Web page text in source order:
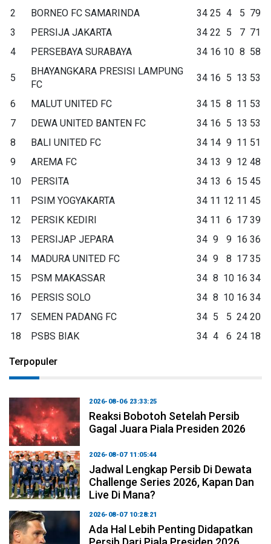
2
BORNEO FC SAMARINDA 34 25 4 5 79
3
PERSIJA JAKARTA 34 22 5 7 71
4
PERSEBAYA SURABAYA 34 16 10 8 58
5
BHAYANGKARA PRESISI LAMPUNG
FC
34 16 5 13 53
6 MALUT UNITED FC 34 15 8 11 53
7
DEWA UNITED BANTEN FC 34 16 5 13 53
8
BALI UNITED FC 34 14 9 11 51
9
AREMA FC 34 13 9 12 48
10
PERSITA 34 13 6 15 45
11
PSIM YOGYAKARTA 34 11 12 11 45
12
PERSIK KEDIRI 34 11 6 17 39
13
PERSIJAP JEPARA 34 9 9 16 36
14
MADURA UNITED FC 34 9 8 17 35
15
PSM MAKASSAR 34 8 10 16 34
16
PERSIS SOLO 34 8 10 16 34
17
SEMEN PADANG FC 34 5 5 24 20
18
PSBS BIAK 34 4 6 24 18
Terpopuler
2026-08-06 23:33:25
Reaksi Bobotoh Setelah Persib
Gagal Juara Piala Presiden 2026
2026-08-07 11:05:44
Jadwal Lengkap Persib Di Dewata
Challenge Series 2026, Kapan Dan
Live Di Mana?
2026-08-07 10:28:21
Ada Hal Lebih Penting Didapatkan